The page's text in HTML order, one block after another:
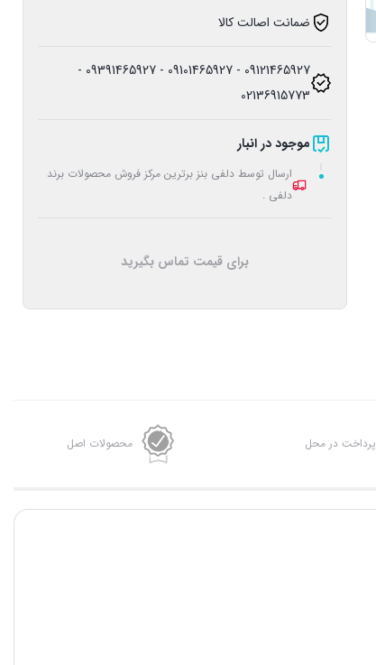
ضمانت اصالت کالا
09121465927 - 09101465927 - 09391465927 -
02136915773
موجود در انبار
ارسال توسط دلفی بنز برترین مرکز فروش محصولات برند
دلفی .
برای قیمت تماس بگیرید
پرداخت در محل محصولات اصل